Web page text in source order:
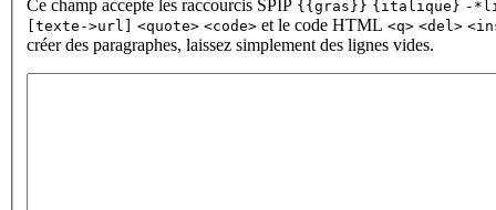
Ce champ accepte les raccourcis SPIP {{gras}} {italique} -
[texte->url]
<quote> <code> et le code HTML <q> <del>
créer des paragraphes, laissez simplement des lignes vides.